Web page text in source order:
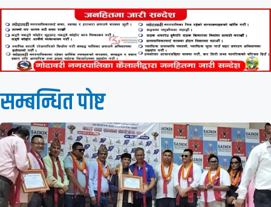
सम्बन्धित पाेष्ट